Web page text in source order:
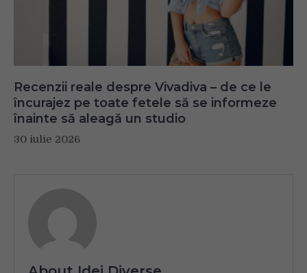
Recenzii reale despre Vivadiva – de ce le
încurajez pe toate fetele să se informeze
înainte să aleagă un studio
30 iulie 2026